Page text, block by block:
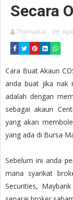
Secara
TheHaikal
Cara Buat Akaun
anda buat jika nak
adalah dengan
sebagai akaun
yang akan
yang ada di Bursa
Sebelum ini anda
mana syarikat
Securities,